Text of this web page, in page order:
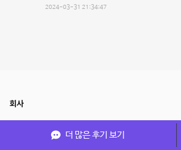
2024-03-31 21:34:47
더 많은 후기 보기
회사